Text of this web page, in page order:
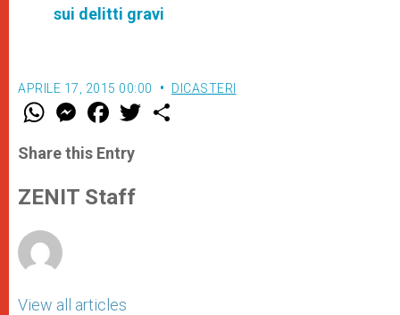
sui delitti gravi
APRILE 17, 2015 00:00 DICASTERI
W
t
s
p
p
M
e
s
e
g
e
F
a
e
b
o
k
w
Share this Entry
ZENIT Staff
View all articles